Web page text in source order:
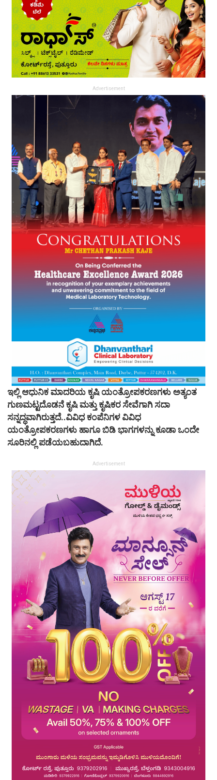
Advertisement
ಇಲ್ಲಿ ಆಧುನಿಕ ಮಾದರಿಯ ಕೃಷಿ ಯಂತ್ರೋಪಕರಣಗಳು ಅತ್ಯಂತ
ಗುಣಮಟ್ಟದೊಡನೆ ಕೃಷಿ ಮತ್ತು ಕೃಷಿಕರ ಸೇವೆಗಾಗಿ ಸದಾ
ಸನ್ನದ್ಧವಾಗಿರುತ್ತದೆ..ವಿವಿಧ ಕಂಪೆನಿಗಳ ವಿವಿಧ
ಯಂತ್ರೋಪಕರಣಗಳು ಹಾಗೂ ಬಿಡಿ ಭಾಗಗಳನ್ನು ಕೂಡಾ ಒಂದೇ
ಸೂರಿನಲ್ಲಿ ಪಡೆಯಬಹುದಾಗಿದೆ.
Advertisement